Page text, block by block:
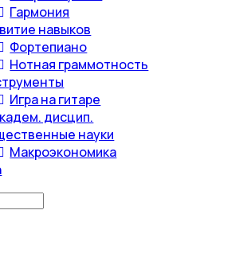
Гармония
навыков
Фортепиано
Нотная граммотность
Игра на гитаре
дисцип.
науки
Макроэкономика